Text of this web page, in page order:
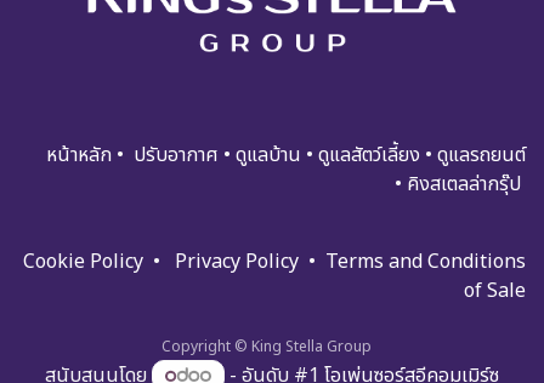
หน้าหลัก • ปรับอ​​​​​า​กาศ • ดูแ​​​ล​บ้า​น • ดูแล​สัตว์เลี้ยง • ดูแล​รถย​นต์
• คิงสเตลล่ากรุ๊ป
Cookie Policy • Privacy Policy • Terms and Condi​tions
of Sale
Copyright © King Stella Group
สนับสนุนโดย - อันดับ #1 โอเพ่นซอร์สอีคอมเมิร์ซ